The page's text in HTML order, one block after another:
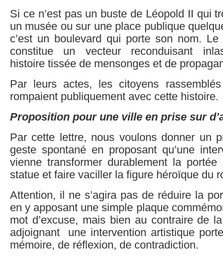
Si ce n’est pas un buste de Léopold II qui
un musée ou sur une place publique
c’est un boulevard qui porte son nom. Le
constitue un vecteur reconduisant
histoire tissée de mensonges et de
Par leurs actes, les citoyens
rompaient publiquement avec cette histoire.
Proposition pour une ville en prise sur
Par cette lettre, nous voulons donner un
geste spontané en proposant qu’une
vienne transformer durablement la
statue et faire vaciller la figure héroïque du
Attention, il ne s’agira pas de réduire la
en y apposant une simple plaque
mot d’excuse, mais bien au contraire de
adjoignant une intervention artistique
mémoire, de réflexion, de contradiction.